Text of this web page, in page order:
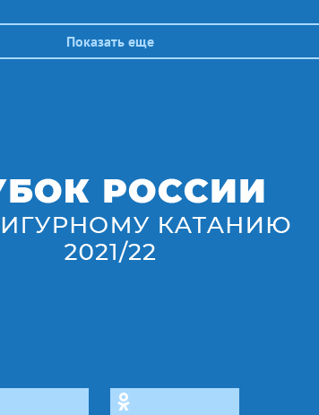
Показать еще